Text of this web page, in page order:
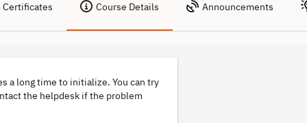
Certificates Course Details Announcements
a long time to initialize. You can try
the helpdesk if the problem